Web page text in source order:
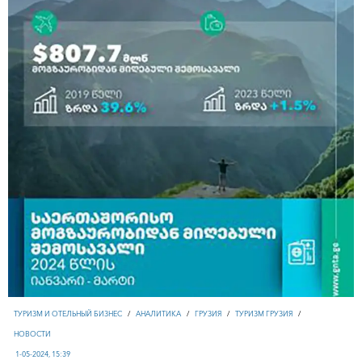
ТУРИЗМ И ОТЕЛЬНЫЙ БИЗНЕС / АНАЛИТИКА / ГРУЗИЯ / ТУРИЗМ ГРУЗИЯ /
НОВОСТИ
1-05-2024, 15:39